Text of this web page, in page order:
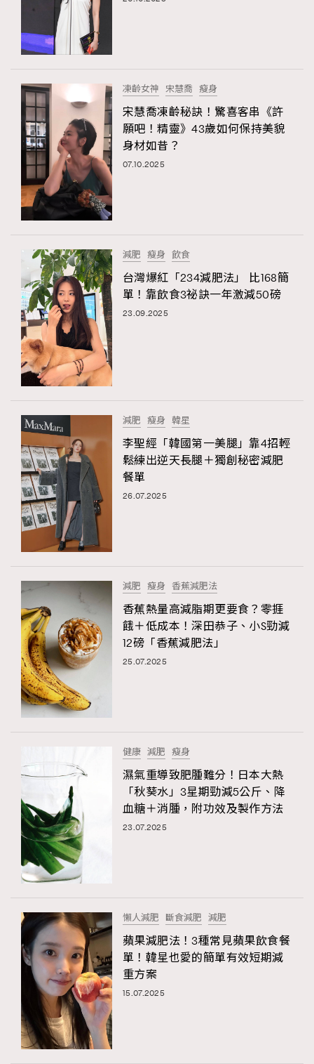
TRENDING
AFrenchMind
EmpowerF
FashionWeek
凍齡女神 宋慧喬 瘦身
宋慧喬凍齡秘訣！驚喜客串《許
願吧！精靈》43歲如何保持美貌
身材如昔？
07.10.2025
減肥 瘦身 飲食
台灣爆紅「234減肥法」 比168簡
單！靠飲食3祕訣一年激減50磅
23.09.2025
減肥 瘦身 韓星
李聖經「韓國第一美腿」靠4招輕
鬆練出逆天長腿＋獨創秘密減肥
餐單
26.07.2025
減肥 瘦身 香蕉減肥法
香蕉熱量高減脂期更要食？零捱
餓＋低成本！深田恭子、小S勁減
12磅「香蕉減肥法」
25.07.2025
健康 減肥 瘦身
濕氣重導致肥腫難分！日本大熱
「秋葵水」3星期勁減5公斤、降
血糖＋消腫，附功效及製作方法
23.07.2025
懶人減肥 斷食減肥 減肥
蘋果減肥法！3種常見蘋果飲食餐
單！韓星也愛的簡單有效短期減
重方案
15.07.2025